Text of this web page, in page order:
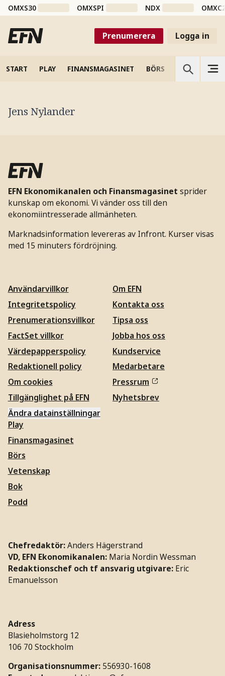
OMXS30 OMXSPI NDX
Prenumerera Logga in
START PLAY FINANSMAGASINET BÖRS VETENSKAP
Jens Nylander
EFN Ekonomikanalen och Finansmagasinet sprider
kunskap om ekonomi. Vi vänder oss till den
ekonomiintresserade allmänheten.
Marknadsinformation levereras av Infront. Kurser visas
med 15 minuters fördröjning.
Användarvillkor
Integritetspolicy
Prenumerationsvillkor
FactSet villkor
Värdepapperspolicy
Redaktionell policy
Om cookies
Tillgänglighet på EFN
Ändra datainställningar
Om EFN
Kontakta oss
Tipsa oss
Jobba hos oss
Kundservice
Medarbetare
Pressrum
Nyhetsbrev
Play
Finansmagasinet
Börs
Vetenskap
Bok
Podd
Chefredaktör:Anders Hägerstrand
VD, EFN Ekonomikanalen: Maria Nordin Wessman
Redaktionschef och tf ansvarig utgivare: Eric
Emanuelsson
Adress
Blasieholmstorg 12
106 70 Stockholm
Organisationsnummer: 556930-1608